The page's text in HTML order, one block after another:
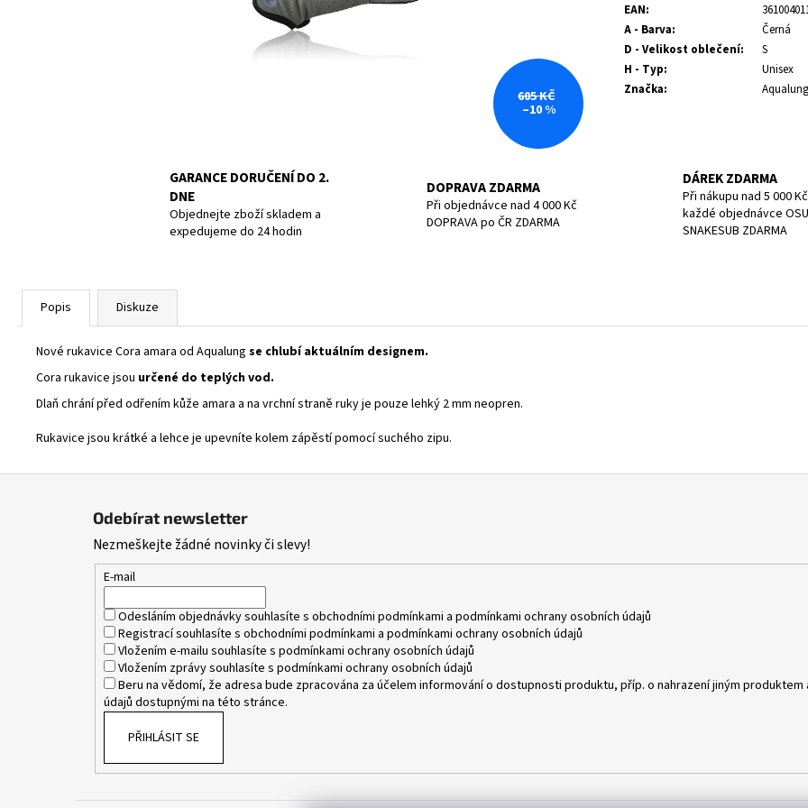
EAN:
A - Barva:
Černá
D - Velikost oblečení:
S
H - Typ:
Unisex
Značka: Aqualung
605 KČ
–10 %
GARANCE DORUČENÍ DO 2.
DNE
Objednejte zboží skladem a
expedujeme do 24 hodin
DOPRAVA ZDARMA
Při objednávce nad 4 000 Kč
DOPRAVA po ČR ZDARMA
DÁREK ZDARMA
Při nákupu nad 5 000
každé objednávce
SNAKESUB ZDARMA
Popis Diskuze
Nové rukavice Cora amara od Aqualung se chlubí aktuálním designem.
Cora rukavice jsou určené do teplých vod.
Dlaň chrání před odřením kůže amara a na vrchní straně ruky je pouze lehký 2 mm neopren.
Rukavice jsou krátké a lehce je upevníte kolem zápěstí pomocí suchého zipu.
Odebírat newsletter
Nezmeškejte žádné novinky či slevy!
E-mail
Odesláním objednávky souhlasíte s obchodními podmínkami a podmínkami ochrany osobních údajů
Registrací souhlasíte s obchodními podmínkami a podmínkami ochrany osobních údajů
Vložením e-mailu souhlasíte s podmínkami ochrany osobních údajů
Vložením zprávy souhlasíte s podmínkami ochrany osobních údajů
Beru na vědomí, že adresa bude zpracována za účelem informování o dostupnosti produktu, příp. o nahrazení jiným
údajů dostupnými na této stránce.
PŘIHLÁSIT SE